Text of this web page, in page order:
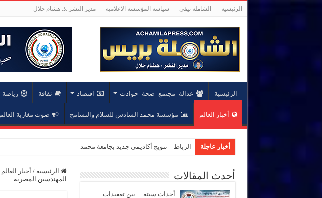
الرئيسية الشاملة تيفي سياسة المؤسسة الاعلامية مدير النشر :ذ. هشام حلال
الرئيسية عدالة- مجتمع- صحة- حوادت اقتصاد ثقافة رياضة
أخبار العالم مؤسسة محمد السادس للسلام والتسامح صوت مغاربة العالم
أخبار عاجلة الرباط – تتويج أكاديمي جديد بجامعة محمد الخامس
الرئيسية / أخبار العالم
المهندسين المصرية
أحدث المقالات
أحداث سبتة… بين تعقيدات